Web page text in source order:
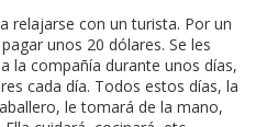
relajarse con un turista. Por un
unos 20 dólares. Se les
la compañía durante unos días,
cada día. Todos estos días, la
le tomará de la mano,